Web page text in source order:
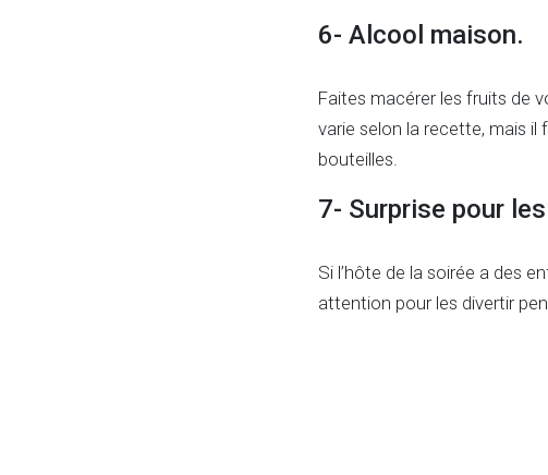
6- Alcool maison.
Faites macérer les fruits de
varie selon la recette, mais il
bouteilles.
7- Surprise pour
Si l’hôte de la soirée a des
attention pour les divertir